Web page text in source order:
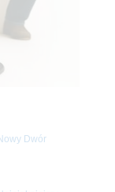
Dwór